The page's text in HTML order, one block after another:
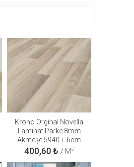
Krono Orginal Novella
Laminat Parke 8mm
Akmeşe 5940 + 6cm
süpürgelik + 3mm Kapron
Takım
400,60₺ / M²